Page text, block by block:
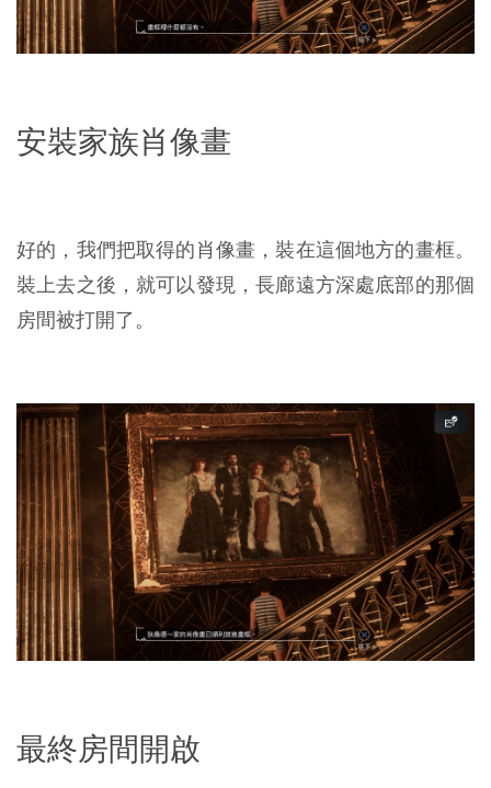
安裝家族肖像畫
好的，我們把取得的肖像畫，裝在這個地方的畫框。
裝上去之後，就可以發現，長廊遠方深處底部的那個
房間被打開了。
最終房間開啟